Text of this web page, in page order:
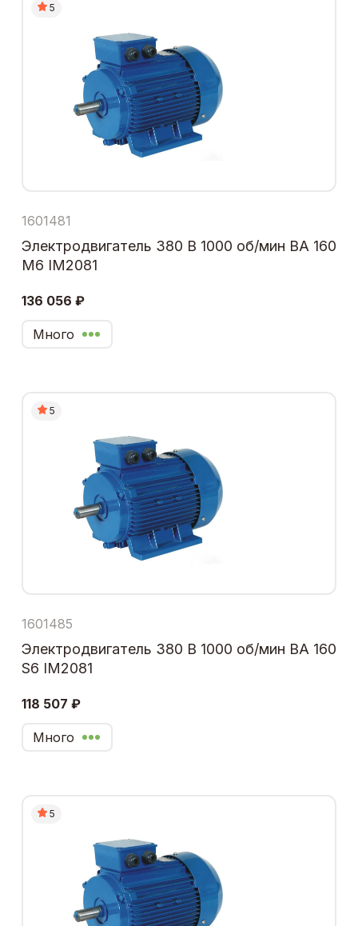
5
1601481
Электродвигатель 380 В 1000 об/мин ВА 160
М6 IM2081
136 056 ₽
Много
5
1601485
Электродвигатель 380 В 1000 об/мин ВА 160
S6 IM2081
118 507 ₽
Много
5